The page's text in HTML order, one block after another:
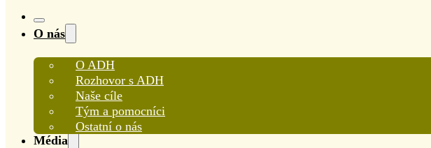
O nás
O ADH
Rozhovor s ADH
Naše cíle
Tým a pomocníci
Ostatní o nás
Média